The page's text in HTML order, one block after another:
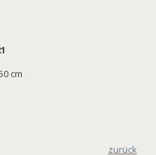
cm
zurück